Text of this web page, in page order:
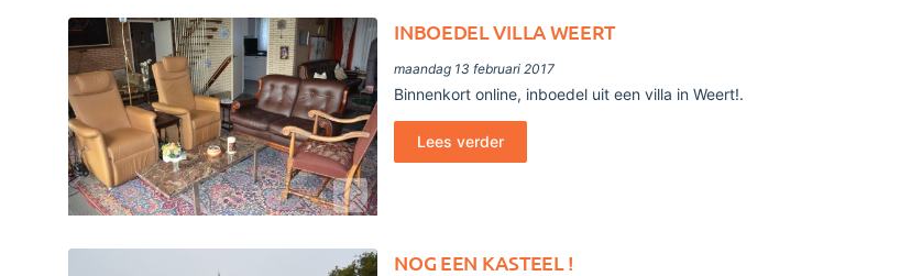
INBOEDEL VILLA WEERT
maandag 13 februari 2017
Binnenkort online, inboedel uit een villa in Weert!.
Lees verder
NOG EEN KASTEEL !